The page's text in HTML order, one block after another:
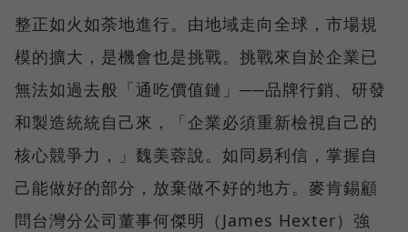
整正如火如荼地進行。由地域走向全球，市場規
模的擴大，是機會也是挑戰。挑戰來自於企業已
無法如過去般「通吃價值鏈」──品牌行銷、研發
和製造統統自己來，「企業必須重新檢視自己的
核心競爭力，」魏美蓉說。如同易利信，掌握自
己能做好的部分，放棄做不好的地方。麥肯錫顧
問台灣分公司董事何傑明（James Hexter）強